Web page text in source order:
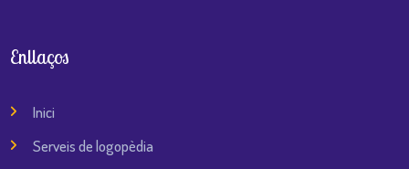
Enllaços
Inici
Serveis de logopèdia